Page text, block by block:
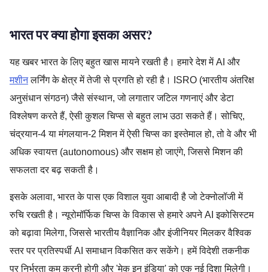
भारत पर क्या होगा इसका असर?
यह खबर भारत के लिए बहुत खास मायने रखती है। हमारे देश में AI और
मशीनलर्निंग के क्षेत्र में तेजी से प्रगति हो रही है। ISRO (भारतीय अंतरिक्ष
अनुसंधान संगठन) जैसे संस्थान, जो लगातार जटिल गणनाएं और डेटा
विश्लेषण करते हैं, ऐसी कुशल चिप्स से बहुत लाभ उठा सकते हैं। सोचिए,
चंद्रयान-4 या मंगलयान-2 मिशन में ऐसी चिप्स का इस्तेमाल हो, तो वे और भी
अधिक स्वायत्त (autonomous) और सक्षम हो जाएंगे, जिससे मिशन की
सफलता दर बढ़ सकती है।
इसके अलावा, भारत के पास एक विशाल युवा आबादी है जो टेक्नोलॉजी में
रुचि रखती है। न्यूरोमॉर्फिक चिप्स के विकास से हमारे अपने AI इकोसिस्टम
को बढ़ावा मिलेगा, जिससे भारतीय वैज्ञानिक और इंजीनियर मिलकर वैश्विक
स्तर पर प्रतिस्पर्धी AI समाधान विकसित कर सकेंगे। हमें विदेशी तकनीक
पर निर्भरता कम करनी होगी और 'मेक इन इंडिया' को एक नई दिशा मिलेगी।